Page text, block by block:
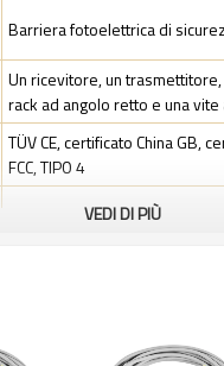
Barriera fotoelettrica di
Un ricevitore, un
rack ad angolo retto e una vite
TÜV CE, certificato China GB,
FCC, TIPO 4
Ambiente industriale standard
VEDI DI PIÙ